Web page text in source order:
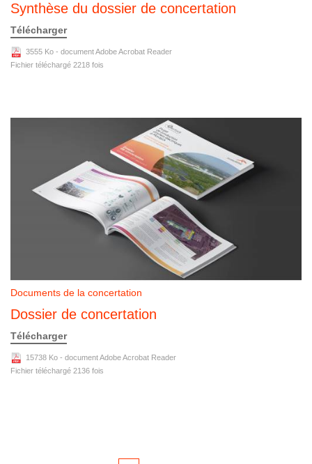
Synthèse du dossier de concertation
Télécharger
3555 Ko - document Adobe Acrobat Reader
Fichier téléchargé 2218 fois
Documents de la concertation
Dossier de concertation
Télécharger
15738 Ko - document Adobe Acrobat Reader
Fichier téléchargé 2136 fois